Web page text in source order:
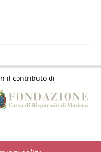
il contributo di